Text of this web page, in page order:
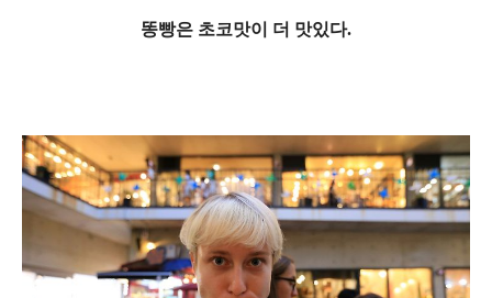
똥빵은 초코맛이 더 맛있다.